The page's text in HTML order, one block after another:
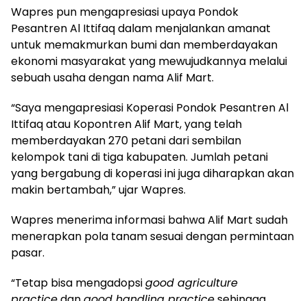
Wapres pun mengapresiasi upaya Pondok
Pesantren Al Ittifaq dalam menjalankan amanat
untuk memakmurkan bumi dan memberdayakan
ekonomi masyarakat yang mewujudkannya melalui
sebuah usaha dengan nama Alif Mart.
“Saya mengapresiasi Koperasi Pondok Pesantren Al
Ittifaq atau Kopontren Alif Mart, yang telah
memberdayakan 270 petani dari sembilan
kelompok tani di tiga kabupaten. Jumlah petani
yang bergabung di koperasi ini juga diharapkan akan
makin bertambah,” ujar Wapres.
Wapres menerima informasi bahwa Alif Mart sudah
menerapkan pola tanam sesuai dengan permintaan
pasar.
“Tetap bisa mengadopsigood agriculture